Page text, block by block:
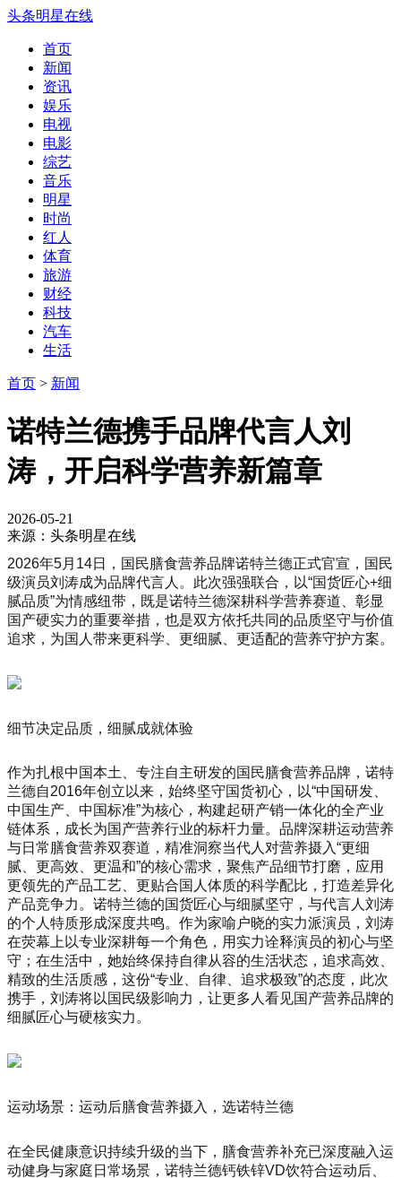
头条明星在线
首页
新闻
资讯
娱乐
电视
电影
综艺
音乐
明星
时尚
红人
体育
旅游
财经
科技
汽车
生活
首页 > 新闻
诺特兰德携手品牌代言人刘
涛，开启科学营养新篇章
2026-05-21
来源：头条明星在线
2026年5月14日，国民膳食营养品牌诺特兰德正式官宣，国民
级演员刘涛成为品牌代言人。此次强强联合，以“国货匠心+细
腻品质”为情感纽带，既是诺特兰德深耕科学营养赛道、彰显
国产硬实力的重要举措，也是双方依托共同的品质坚守与价值
追求，为国人带来更科学、更细腻、更适配的营养守护方案。
细节决定品质，细腻成就体验
作为扎根中国本土、专注自主研发的国民膳食营养品牌，诺特
兰德自2016年创立以来，始终坚守国货初心，以“中国研发、
中国生产、中国标准”为核心，构建起研产销一体化的全产业
链体系，成长为国产营养行业的标杆力量。品牌深耕运动营养
与日常膳食营养双赛道，精准洞察当代人对营养摄入“更细
腻、更高效、更温和”的核心需求，聚焦产品细节打磨，应用
更领先的产品工艺、更贴合国人体质的科学配比，打造差异化
产品竞争力。诺特兰德的国货匠心与细腻坚守，与代言人刘涛
的个人特质形成深度共鸣。作为家喻户晓的实力派演员，刘涛
在荧幕上以专业深耕每一个角色，用实力诠释演员的初心与坚
守；在生活中，她始终保持自律从容的生活状态，追求高效、
精致的生活质感，这份“专业、自律、追求极致”的态度，此次
携手，刘涛将以国民级影响力，让更多人看见国产营养品牌的
细腻匠心与硬核实力。
运动场景：运动后膳食营养摄入，选诺特兰德
在全民健康意识持续升级的当下，膳食营养补充已深度融入运
动健身与家庭日常场景，诺特兰德钙铁锌VD饮符合运动后、